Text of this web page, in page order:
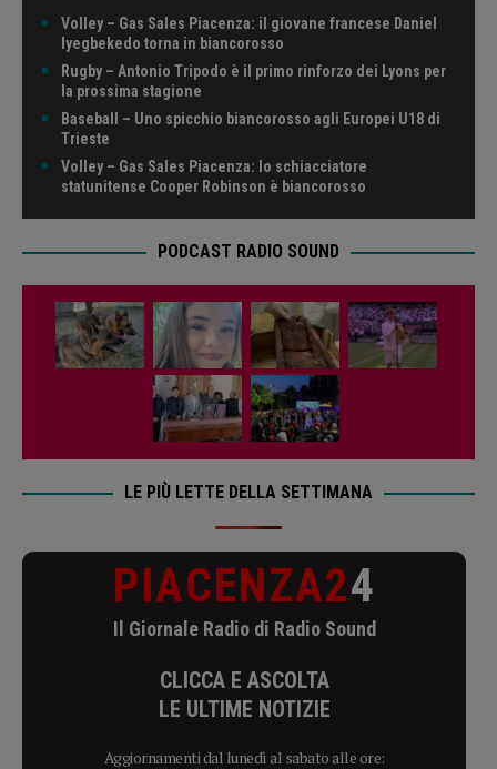
Volley – Gas Sales Piacenza: il giovane francese Daniel
Iyegbekedo torna in biancorosso
Rugby – Antonio Tripodo è il primo rinforzo dei Lyons per
la prossima stagione
Baseball – Uno spicchio biancorosso agli Europei U18 di
Trieste
Volley – Gas Sales Piacenza: lo schiacciatore
statunitense Cooper Robinson è biancorosso
PODCAST RADIO SOUND
LE PIÙ LETTE DELLA SETTIMANA
PIACENZA24
Il Giornale Radio di Radio Sound
CLICCA E ASCOLTA
LE ULTIME NOTIZIE
Aggiornamenti dal lunedì al sabato alle ore: